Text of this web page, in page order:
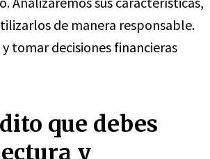
de manera responsable.
tomar decisiones financieras
que debes
y